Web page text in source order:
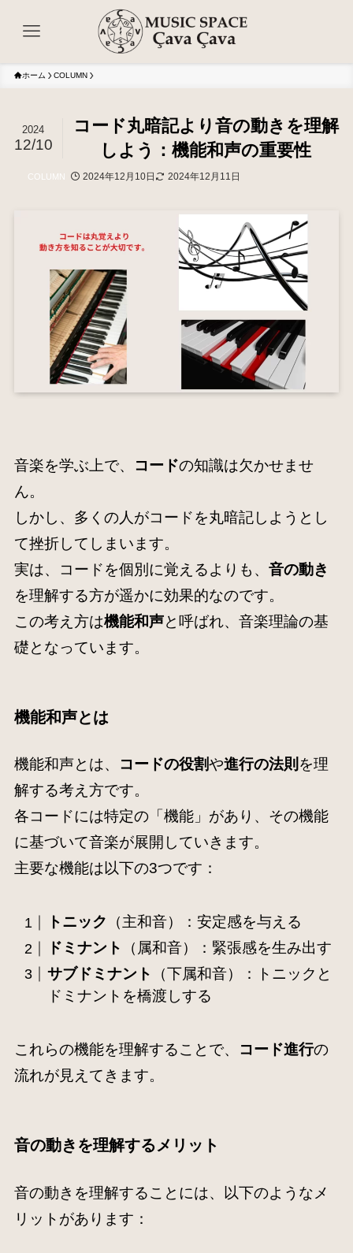
ホーム COLUMN
コード丸暗記より音の動きを理解
しよう：機能和声の重要性
2024
12/10
COLUMN 2024年12月10日 2024年12月11日
音楽を学ぶ上で、 コードの知識は欠かせませ
ん。
しかし、多くの人がコードを丸暗記しようとし
て挫折してしまいます。
実は、コードを個別に覚えるよりも、 音の動き
を理解する方が遥かに効果的なのです。
この考え方は機能和声と呼ばれ、音楽理論の基
礎となっています。
機能和声とは
機能和声とは、 コードの役割や進行の法則 を理
解する考え方です。
各コードには特定の「機能」があり、その機能
に基づいて音楽が展開していきます。
主要な機能は以下の3つです：
トニック
（主和音）：安定感を与える
ドミナント
（属和音）：緊張感を生み出す
サブドミナント
（下属和音）：トニックと
ドミナントを橋渡しする
これらの機能を理解することで、 コード進行の
流れが見えてきます。
音の動きを理解するメリット
音の動きを理解することには、以下のようなメ
リットがあります：